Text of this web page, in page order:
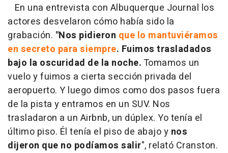
En una entrevista con Albuquerque Journal los
actores desvelaron cómo había sido la
grabación. "Nos pidieron que lo mantuviéramos
en secreto para siempre. Fuimos trasladados
bajo la oscuridad de la noche. Tomamos un
vuelo y fuimos a cierta sección privada del
aeropuerto. Y luego dimos como dos pasos fuera
de la pista y entramos en un SUV. Nos
trasladaron a un Airbnb, un dúplex. Yo tenía el
último piso. Él tenía el piso de abajo y nos
dijeron que no podíamos salir", relató Cranston.